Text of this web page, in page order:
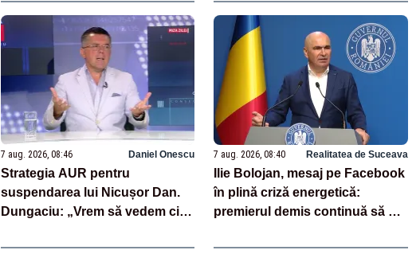
7 aug. 2026, 08:46 Daniel Onescu
Strategia AUR pentru
suspendarea lui Nicușor Dan.
Dungaciu: „Vrem să vedem cine
7 aug. 2026, 08:40 Realitatea de Suceava
Ilie Bolojan, mesaj pe Facebook
în plină criză energetică:
premierul demis continuă să se